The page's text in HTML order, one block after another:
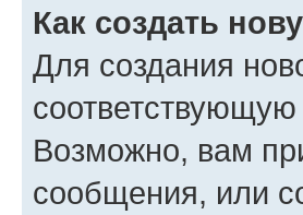
Как создать
Для создания
Возможно, вам
сообщения, или